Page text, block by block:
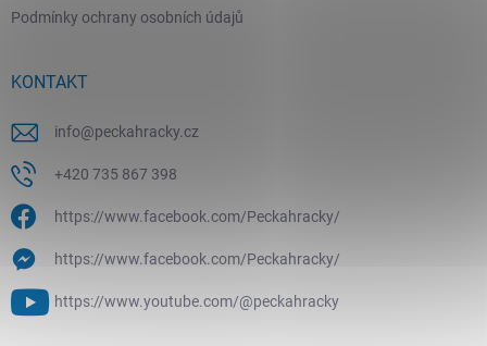
Podmínky ochrany osobních údajů
KONTAKT
info@peckahracky.cz
+420 735 867 398
https://www.facebook.com/Peckahracky/
https://www.facebook.com/Peckahracky/
https://www.youtube.com/@peckahracky